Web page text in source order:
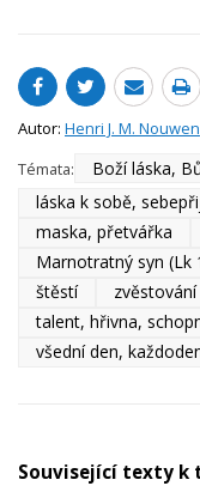
Autor: Henri J. M. Nouwen
Témata:
Boží láska,
láska k sobě,
maska, přetvářka
Marnotratný syn (Lk
štěstí
zvěstování
talent, hřivna,
všední den,
Související texty k